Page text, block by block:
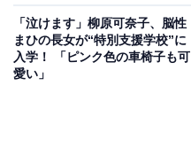
「泣けます」柳原可奈子、脳性
まひの長女が“特別支援学校”に
入学！ 「ピンク色の車椅子も可
愛い」